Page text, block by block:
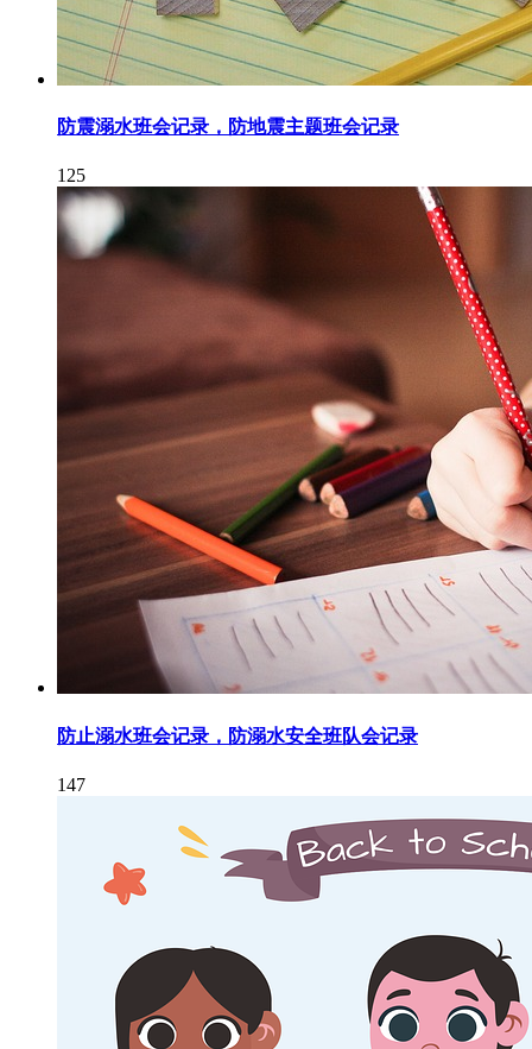
防震溺水班会记录，防地震主题班会记录
125
防止溺水班会记录，防溺水安全班队会记录
147